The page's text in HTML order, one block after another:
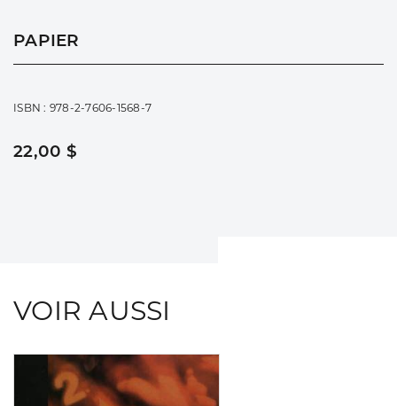
PAPIER
ISBN : 978-2-7606-1568-7
22,00 $
VOIR AUSSI